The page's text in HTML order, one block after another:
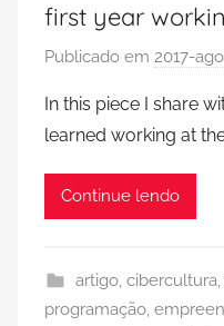
first year
Publicado em 2017-
In this piece I share
learned working at
Continue lendo
artigo, cibercultura
programação